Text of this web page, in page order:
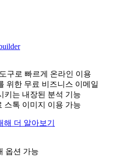
구로 빠르게 온라인 이용
위한 무료 비즈니스 이메일
키는 내장된 분석 기능
스톡 이미지 이용 가능
해 더 알아보기
옵션 가능